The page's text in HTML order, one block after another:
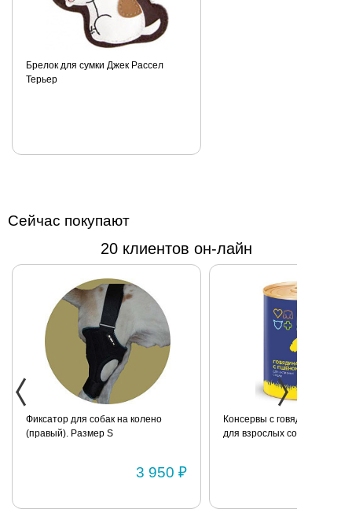
подарок!
Брелок для сумки Джек Рассел
Терьер
Сейчас покупают
20 клиентов он-лайн
Консервы с говядиной и пшеном
для взрослых собак всех пород
121 ₽
Консервы с говядиной и
взрослых собак всех пород